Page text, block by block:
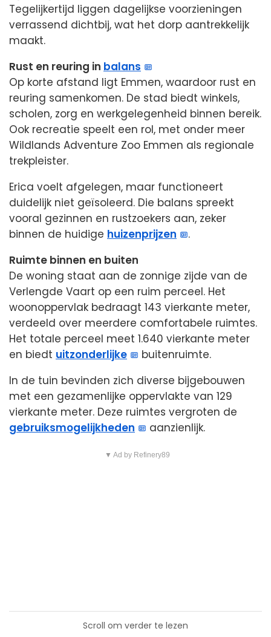
Tegelijkertijd liggen dagelijkse voorzieningen
verrassend dichtbij, wat het dorp aantrekkelijk
maakt.
Rust en reuring in balans
Op korte afstand ligt Emmen, waardoor rust en
reuring samenkomen. De stad biedt winkels,
scholen, zorg en werkgelegenheid binnen bereik.
Ook recreatie speelt een rol, met onder meer
Wildlands Adventure Zoo Emmen als regionale
trekpleister.
Erica voelt afgelegen, maar functioneert
duidelijk niet geïsoleerd. Die balans spreekt
vooral gezinnen en rustzoekers aan, zeker
binnen de huidige huizenprijzen
.
Ruimte binnen en buiten
De woning staat aan de zonnige zijde van de
Verlengde Vaart op een ruim perceel. Het
woonoppervlak bedraagt 143 vierkante meter,
verdeeld over meerdere comfortabele ruimtes.
Het totale perceel meet 1.640 vierkante meter
en biedt uitzonderlijke
buitenruimte.
In de tuin bevinden zich diverse bijgebouwen
met een gezamenlijke oppervlakte van 129
vierkante meter. Deze ruimtes vergroten de
gebruiksmogelijkheden
aanzienlijk.
▼ Ad by Refinery89
Scroll om verder te lezen